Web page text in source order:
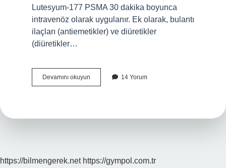
Lutesyum-177 PSMA 30 dakika boyunca
intravenöz olarak uygulanır. Ek olarak, bulantı
ilaçları (antiemetikler) ve diüretikler
(diüretikler…
Devamını okuyun Aktinyum
Tedavisi
14 Yorum
https://bilmengerek.net https://gympol.com.tr